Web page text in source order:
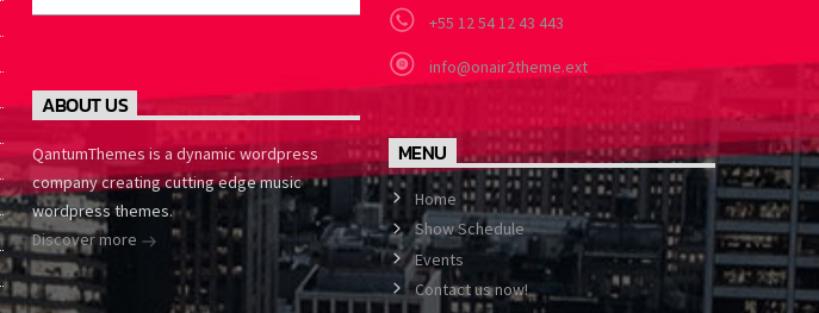
+55 12 54 12 43 443
info@onair2theme.ext
ABOUT US
QantumThemes is a dynamic wordpress
company creating cutting edge music
wordpress themes.
Discover more
MENU
Home
Show Schedule
Events
Contact us now!